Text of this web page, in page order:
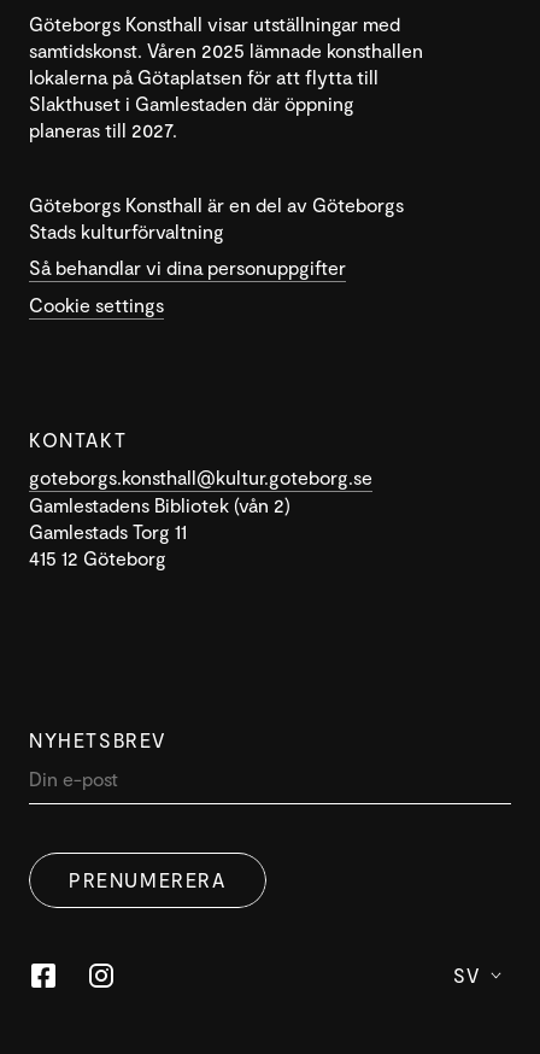
Göteborgs Konsthall visar utställningar med
samtidskonst. Våren 2025 lämnade konsthallen
lokalerna på Götaplatsen för att flytta till
Slakthuset i Gamlestaden där öppning
planeras till 2027.
Göteborgs Konsthall är en del av Göteborgs
Stads kulturförvaltning
Så behandlar vi dina personuppgifter
Cookie settings
KONTAKT
goteborgs.konsthall@kultur.goteborg.se
Gamlestadens Bibliotek (vån 2)
Gamlestads Torg 11
415 12 Göteborg
NYHETSBREV
PRENUMERERA
SV